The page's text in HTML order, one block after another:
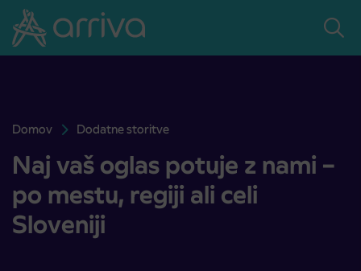
Skoči na vsebino
Domov Dodatne storitve
Oglaševanje na avtobusih
Oglaševanje na avtobusih
Naj vaš oglas potuje z nami –
po mestu, regiji ali celi
Sloveniji